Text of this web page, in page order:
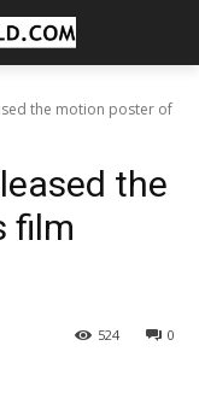
the motion poster of
the
film
0
524